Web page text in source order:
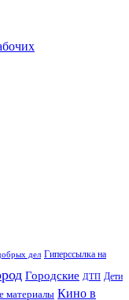
дел Гиперссылка на
Городские ДТП Дети
материалы Кино в